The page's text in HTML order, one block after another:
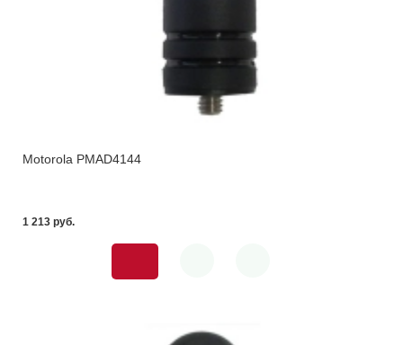
Motorola PMAD4144
1 213 pуб.